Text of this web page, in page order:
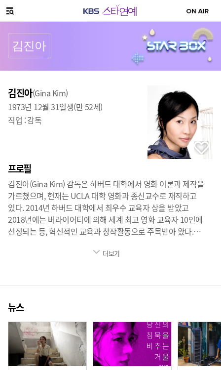
메뉴 열기
김진아
프로필
김진아(Gina Kim)
1973년 12월 31일생(만 52세)
직업 :감독
프로필
김진아(Gina Kim) 감독은 하버드 대학에서 영화 이론과 제작을
가르쳤으며, 현재는 UCLA 대학 영화과 종신교수로 재직하고
있다. 2014년 하버드 대학에서 최우수 교육자 상을 받았고
2018년에는 버라이어티에 의해 세계 최고 영화 교육자 10인에
선정되는 등, 혁신적인 교육과 창작활동으로 주목받아 왔다.
보고타 영화제 등 유수의 영화제에서 최우수작품상을 휩쓸었다.
더보기
뉴스